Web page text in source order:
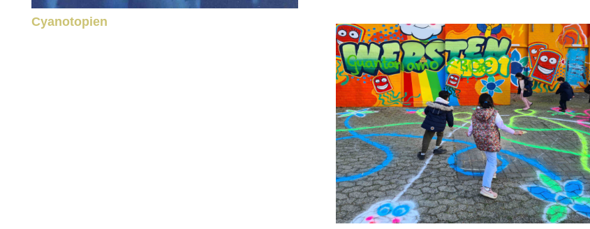
Cyanotopien